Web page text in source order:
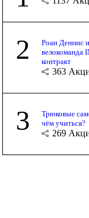
2
Роан Деннис
велокоманда
контракт
363
3
Трюковые
чём учиться?
269